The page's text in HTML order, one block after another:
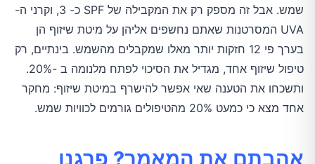
שמש. אבל זה מספק רק את המקבילה של SPF כ- 3, וקרני ה-
UVA המסרטנות שאתם נחשפים אליהן על מיטת שיזוף הן
בערך פי 12 חזקות יותר מאלו שמקבלים מהשמש. בינתיים, רק
טיפול שיזוף אחד, מגדיל את הסיכוי לפתח מלנומה ב -20%.
ותשכחו את הטענה שאי אפשר להישרף במיטת שיזוף: מחקר
אחד מצא כי כמעט 20% מהטיפולים גורמים לכוויות שמש.
אהבתם את המאמר? פרגנו